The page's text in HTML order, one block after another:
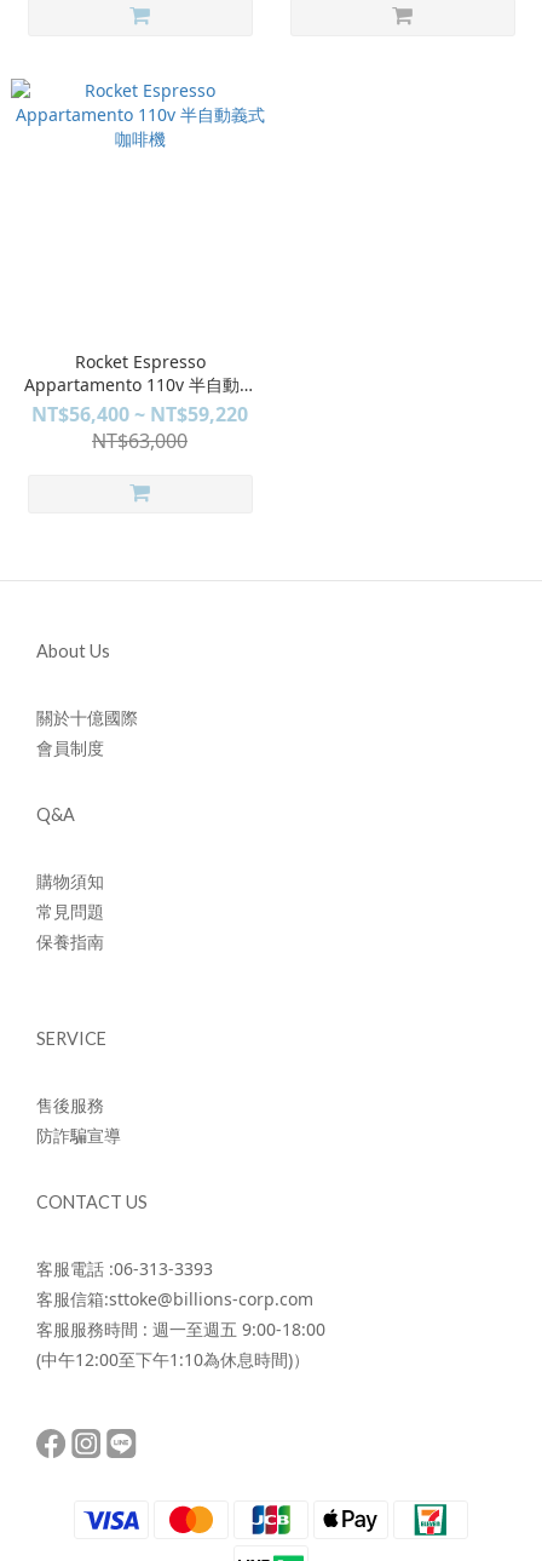
Rocket Espresso
Appartamento 110v 半自動義
式咖啡機
NT$56,400 ~ NT$59,220
NT$63,000
About Us
關於十億國際
會員制度
Q&A
購物須知
常見問題
保養指南
SERVICE
售後服務
防詐騙宣導
CONTACT US
客服電話 :06-313-3393
客服信箱:sttoke@billions-corp.com
客服服務時間 : 週一至週五 9:00-18:00
(中午12:00至下午1:10為休息時間)）